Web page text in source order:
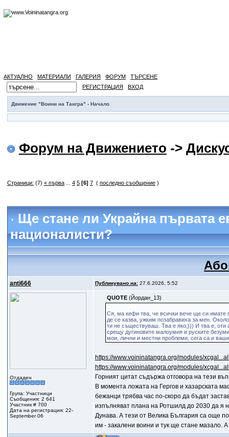
АКТУАЛНО МАТЕРИАЛИ ГАЛЕРИЯ ФОРУМ
ТЪРСЕНЕ
РЕГИСТРАЦИЯ
ВХОД
Движение "Воини на Тангра" - Начало
Форум на Движението ->
Страници: (7) « първа... 4 5 [6] 7( последно съобщение)
Ще стане ли Украйна първата
националисти?
anti666 Публикувано на:27.6.2026, 5:52
Отдаден
Група: Участници
Съобщения: 2 641
Участник # 700
Дата на регистрация: 22-
September 06
QUOTE (Йордан_13)
Ся, ма кефи тва, че всички вече ще си имате
де се казва, ужким позабравиха за мен.
ти не съществуваш. Тва е яко;))) И тва е, оти
срещу дугиновите малоумия и руските
мои, лични и местни проблеми, сега са и
https://www.voininatangra.org/modules/
https://www.voininatangra.org/modules/
Горният цитат съдържа отговора на тези
В момента ложата на Гергов и хазарската
бежанци трябва час по-скоро да бъдат
изпълняват плана на Ротшилд до 2030 да я
Дунава. А тези от Велика България са още
им - закалени воини и тук ще стане мазало.